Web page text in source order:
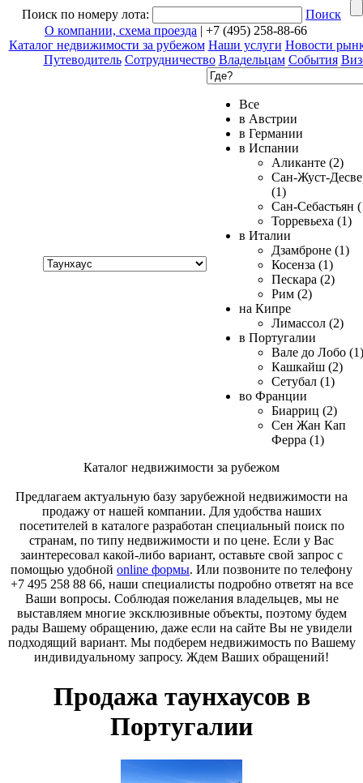
Поиск по номеру лота:
Поиск
О компании, схема проезда | +7 (495) 258-88-66
Каталог недвижимости за рубежом Наши услуги Новости
Путеводитель Сотрудничество Владельцам События
Все
в Австрии
в Германии
в Испании
Аликанте (2)
Сан-Жуст-
(1)
Сан-Себастьян
Торревьеха (1)
в Италии
Дзамброне (1)
Косенза (1)
Пескара (2)
Рим (2)
на Кипре
Лимассол (2)
в Португалии
Вале до Лобо (1)
Кашкайш (2)
Сетубал (1)
во Франции
Биарриц (2)
Сен Жан Кап
Ферра (1)
Каталог недвижимости за рубежом
Предлагаем актуальную базу зарубежной недвижимости на
продажу от нашей компании. Для удобства наших
посетителей в каталоге разработан специальный поиск по
странам, по типу недвижимости и по цене. Если у Вас
заинтересовал какой-либо вариант, оставьте свой запрос с
помощью удобной online формы. Или позвоните по телефону
+7 495 258 88 66, наши специалисты подробно ответят на все
Ваши вопросы. Соблюдая пожелания владельцев, мы не
выставляем многие эксклюзивные объекты, поэтому будем
рады Вашему обращению, даже если на сайте Вы не увидели
подходящий вариант. Мы подберем недвижимость по Вашему
индивидуальному запросу. Ждем Ваших обращений!
Продажа таунхаусов в
Португалии